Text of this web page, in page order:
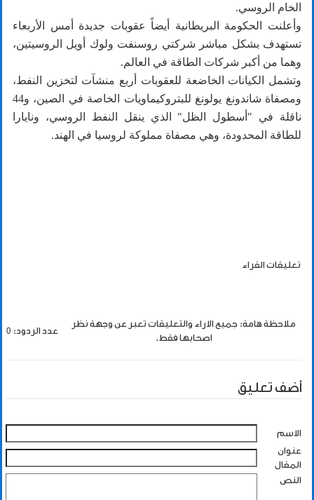
الخام الروسي.
وأعلنت الحكومة البريطانية أيضاً عقوبات جديدة أمس الأربعاء
تستهدف بشكل مباشر شركتي روسنفت ولوك أويل الروسيتين،
وهما من أكبر شركات الطاقة في العالم.
وتشمل الكيانات الخاضعة للعقوبات أربع منشآت لتخزين النفط،
ومصفاة شاندونغ يولونغ للبتروكيماويات الخاصة في الصين، و44
ناقلة في "أسطول الظل" الذي ينقل النفط الروسي، ونايارا
للطاقة المحدودة، وهي مصفاة مملوكة لروسيا في الهند.
تعليقات القراء
ملاحظة هامة: جميع الاراء والتعليقات تعبر عن وجهة نظر
اصحابها فقط.
عدد الردود: 0
أضف تعليق
الاسم
عنوان
المقال
النص